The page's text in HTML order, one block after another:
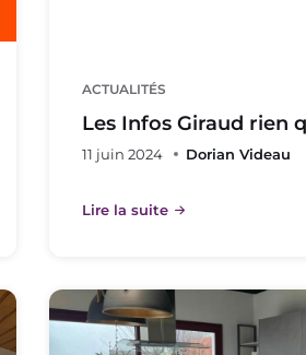
ACTUALITÉS
Les Infos Giraud rien
11 juin 2024 Dorian Videau
Lire la suite